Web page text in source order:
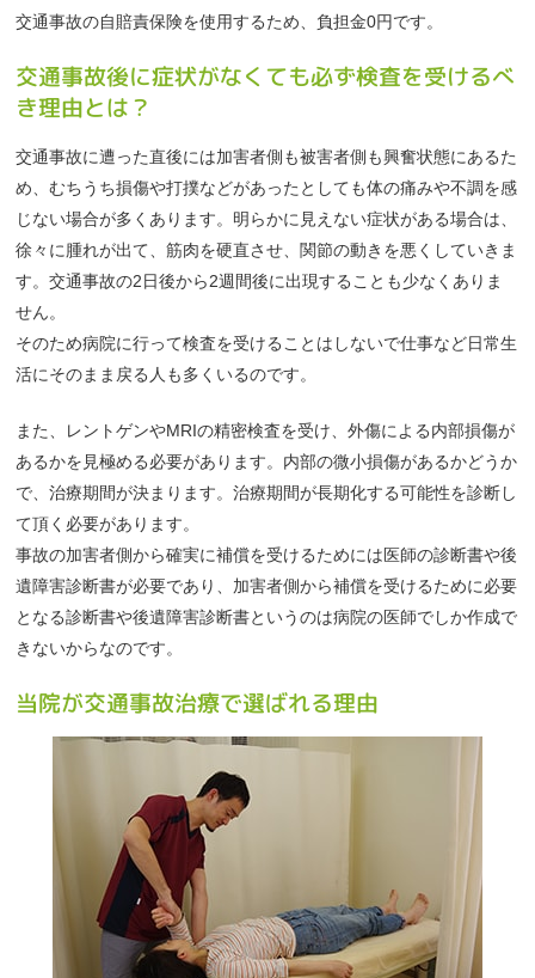
交通事故の自賠責保険を使用するため、負担金0円です。
交通事故後に症状がなくても必ず検査を受けるべ
き理由とは？
交通事故に遭った直後には加害者側も被害者側も興奮状態にあるた
め、むちうち損傷や打撲などがあったとしても体の痛みや不調を感
じない場合が多くあります。明らかに見えない症状がある場合は、
徐々に腫れが出て、筋肉を硬直させ、関節の動きを悪くしていきま
す。交通事故の2日後から2週間後に出現することも少なくありま
せん。
そのため病院に行って検査を受けることはしないで仕事など日常生
活にそのまま戻る人も多くいるのです。
また、レントゲンやMRIの精密検査を受け、外傷による内部損傷が
あるかを見極める必要があります。内部の微小損傷があるかどうか
で、治療期間が決まります。治療期間が長期化する可能性を診断し
て頂く必要があります。
事故の加害者側から確実に補償を受けるためには医師の診断書や後
遺障害診断書が必要であり、加害者側から補償を受けるために必要
となる診断書や後遺障害診断書というのは病院の医師でしか作成で
きないからなのです。
当院が交通事故治療で選ばれる理由